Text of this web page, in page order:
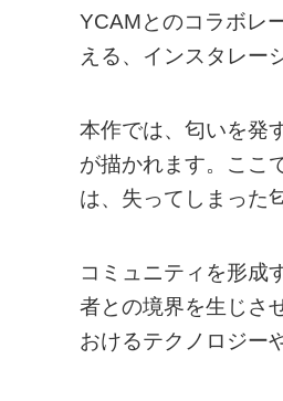
YCAMとのコラボレ
える、インスタレー
本作では、匂いを発
が描かれます。ここ
は、失ってしまった
コミュニティを形成
者との境界を生じさ
おけるテクノロジー